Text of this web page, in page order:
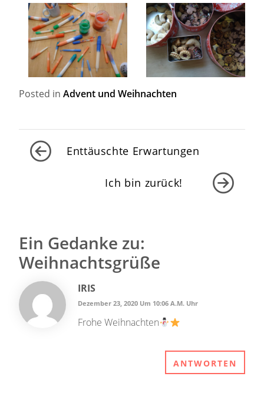
Posted in Advent und Weihnachten
Beitragsnavigation
Enttäuschte Erwartungen
Ich bin zurück!
Ein Gedanke zu:
Weihnachtsgrüße
IRIS
Dezember 23, 2020 Um 10:06 A.m. Uhr
Frohe Weihnachten
ANTWORTEN